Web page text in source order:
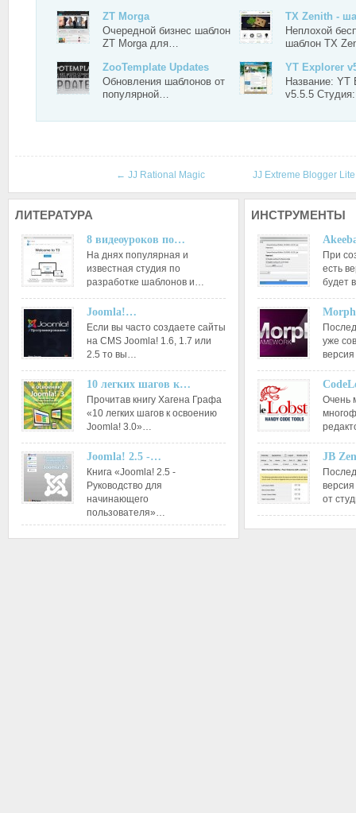
ZT Morga
Очередной бизнес шаблон
ZT Morga для…
TX Zenith -
Неплохой
шаблон TX
ZooTemplate Updates
Обновления шаблонов от
популярной…
YT Explorer
Название: YT
v5.5.5
← JJ Rational Magic JJ Extreme Blogger
ЛИТЕРАТУРА
8 видеоуроков по…
На днях популярная и
известная студия по
разработке шаблонов и…
Joomla!…
Если вы часто создаете сайты
на CMS Joomla! 1.6, 1.7 или
2.5 то вы…
10 легких шагов к…
Прочитав книгу Хагена Графа
«10 легких шагов к освоению
Joomla! 3.0»…
Joomla! 2.5 -…
Книга «Joomla! 2.5 -
Руководство для
начинающего
пользователя»…
ИНСТРУМЕНТЫ
При
есть
будет
уже
Очень
JB
от